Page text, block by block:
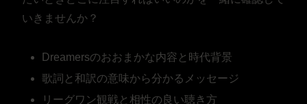
いきませんか？
Dreamersのおおまかな内容と時代背景
歌詞と和訳の意味から分かるメッセージ
リーグワン観戦と相性の良い聴き方